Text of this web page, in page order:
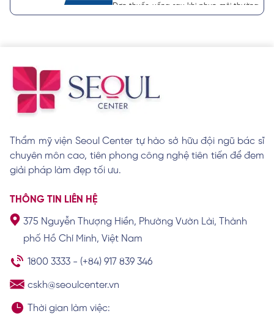
Đơn thuốc uống sau khi phun môi thường
được bác sĩ chỉ định
Nên khử thâm môi hay phun môi? Lựa
chọn nào tốt hơn?
Xem chi tiết
Cách trị thâm viền môi đơn giản và hiệu
quả nhanh
Cách vệ sinh môi sau khi khử thâm giúp
môi nhanh lành
Thẩm mỹ viện Seoul Center tự hào sở hữu đội ngũ bác sĩ
chuyên môn cao, tiên phong công nghệ tiên tiến để đem
giải pháp làm đẹp tối ưu.
THÔNG TIN LIÊN HỆ
375 Nguyễn Thượng Hiền, Phường Vườn Lài, Thành
phố Hồ Chí Minh, Việt Nam
1800 3333 - (+84) 917 839 346
cskh@seoulcenter.vn
Thời gian làm việc: